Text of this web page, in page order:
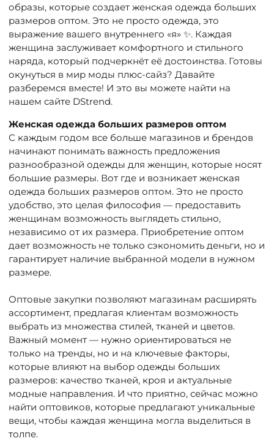
образы, которые создает женская одежда больших
размеров оптом. Это не просто одежда, это
выражение вашего внутреннего «я» ✨. Каждая
женщина заслуживает комфортного и стильного
наряда, который подчеркнёт её достоинства. Готовы
окунуться в мир моды плюс-сайз? Давайте
разберемся вместе! И это вы можете найти на
нашем сайте DStrend.
Женская одежда больших размеров оптом
С каждым годом все больше магазинов и брендов
начинают понимать важность предложения
разнообразной одежды для женщин, которые носят
большие размеры. Вот где и возникает женская
одежда больших размеров оптом. Это не просто
удобство, это целая философия — предоставить
женщинам возможность выглядеть стильно,
независимо от их размера. Приобретение оптом
дает возможность не только сэкономить деньги, но и
гарантирует наличие выбранной модели в нужном
размере.
Оптовые закупки позволяют магазинам расширять
ассортимент, предлагая клиентам возможность
выбрать из множества стилей, тканей и цветов.
Важный момент — нужно ориентироваться не
только на тренды, но и на ключевые факторы,
которые влияют на выбор одежды больших
размеров: качество тканей, кроя и актуальные
модные направления. И что приятно, сейчас можно
найти оптовиков, которые предлагают уникальные
вещи, чтобы каждая женщина могла выделиться в
толпе.